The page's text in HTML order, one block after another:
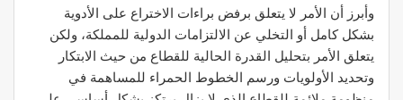
وأبرز أن الأمر لا يتعلق برفض براءات الاختراع على الأدوية
بشكل كامل أو التخلي عن الالتزامات الدولية للمملكة، ولكن
يتعلق الأمر بتحليل القدرة الحالية للقطاع من حيث الابتكار
وتحديد الأولويات ورسم الخطوط الحمراء للمساهمة في